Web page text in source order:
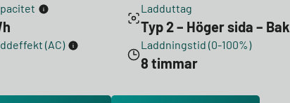
Ladduttag
Typ 2 – Höger sida – Bak
(AC) Laddningstid (0-100%)
8 timmar